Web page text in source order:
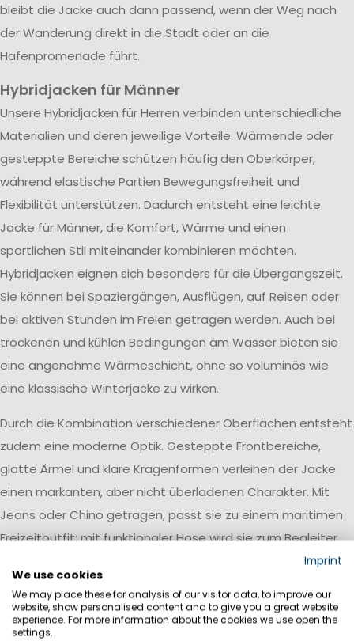
bleibt die Jacke auch dann passend, wenn der Weg nach
der Wanderung direkt in die Stadt oder an die
Hafenpromenade führt.
Hybridjacken für Männer
Unsere Hybridjacken für Herren verbinden unterschiedliche
Materialien und deren jeweilige Vorteile. Wärmende oder
gesteppte Bereiche schützen häufig den Oberkörper,
während elastische Partien Bewegungsfreiheit und
Flexibilität unterstützen. Dadurch entsteht eine leichte
Jacke für Männer, die Komfort, Wärme und einen
sportlichen Stil miteinander kombinieren möchten.
Hybridjacken eignen sich besonders für die Übergangszeit.
Sie können bei Spaziergängen, Ausflügen, auf Reisen oder
bei aktiven Stunden im Freien getragen werden. Auch bei
trockenen und kühlen Bedingungen am Wasser bieten sie
eine angenehme Wärmeschicht, ohne so voluminös wie
eine klassische Winterjacke zu wirken.
Durch die Kombination verschiedener Oberflächen entsteht
zudem eine moderne Optik. Gesteppte Frontbereiche,
glatte Ärmel und klare Kragenformen verleihen der Jacke
einen markanten, aber nicht überladenen Charakter. Mit
Jeans oder Chino getragen, passt sie zu einem maritimen
Freizeitoutfit; mit funktionaler Hose wird sie zum Begleiter
Fleece- und Merinojacken als leichte
Außenschicht
Imprint
We use cookies
We may place these for analysis of our visitor data, to improve our
website, show personalised content and to give you a great website
experience. For more information about the cookies we use open the
settings.